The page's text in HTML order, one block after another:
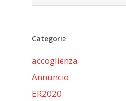
Categorie
accoglienza
Annuncio
ER2020